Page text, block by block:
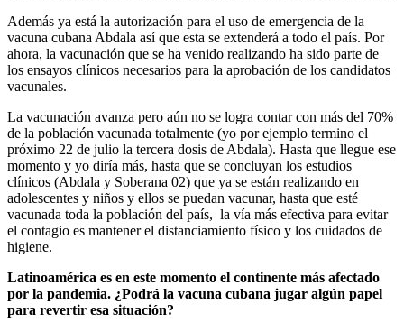
Además ya está la autorización para el uso de emergencia de la
vacuna cubana Abdala así que esta se extenderá a todo el país. Por
ahora, la vacunación que se ha venido realizando ha sido parte de
los ensayos clínicos necesarios para la aprobación de los candidatos
vacunales.
La vacunación avanza pero aún no se logra contar con más del 70%
de la población vacunada totalmente (yo por ejemplo termino el
próximo 22 de julio la tercera dosis de Abdala). Hasta que llegue ese
momento y yo diría más, hasta que se concluyan los estudios
clínicos (Abdala y Soberana 02) que ya se están realizando en
adolescentes y niños y ellos se puedan vacunar, hasta que esté
vacunada toda la población del país, la vía más efectiva para evitar
el contagio es mantener el distanciamiento físico y los cuidados de
higiene.
Latinoamérica es en este momento el continente más afectado
por la pandemia. ¿Podrá la vacuna cubana jugar algún papel
para revertir esa situación?